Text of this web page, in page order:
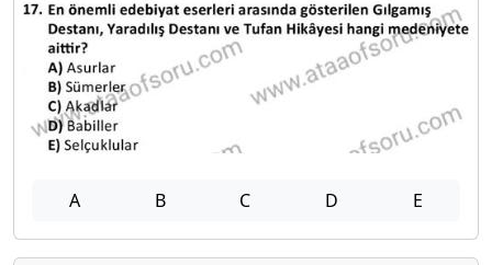
A B C D E